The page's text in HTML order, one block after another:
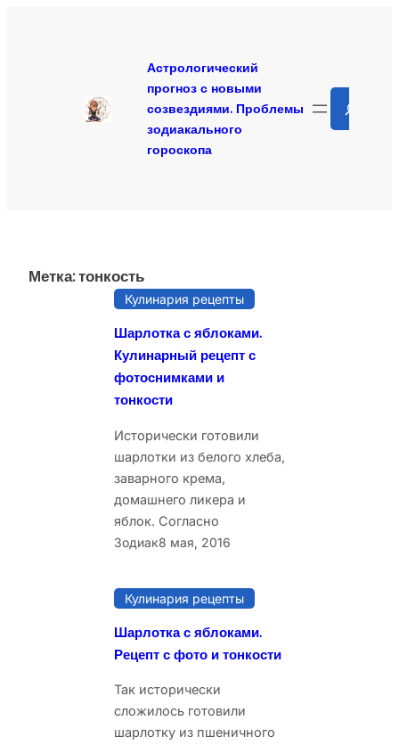
Астрологический
прогноз с новыми
созвездиями. Проблемы
зодиакального
гороскопа
Метка:тонкость
Кулинария рецепты
Шарлотка с яблоками.
Кулинарный рецепт с
фотоснимками и
тонкости
Исторически готовили
шарлотки из белого хлеба,
заварного крема,
домашнего ликера и
яблок. Согласно
Зодиак8 мая, 2016
Кулинария рецепты
Шарлотка с яблоками.
Рецепт с фото и тонкости
Так исторически
сложилось готовили
шарлотку из пшеничного